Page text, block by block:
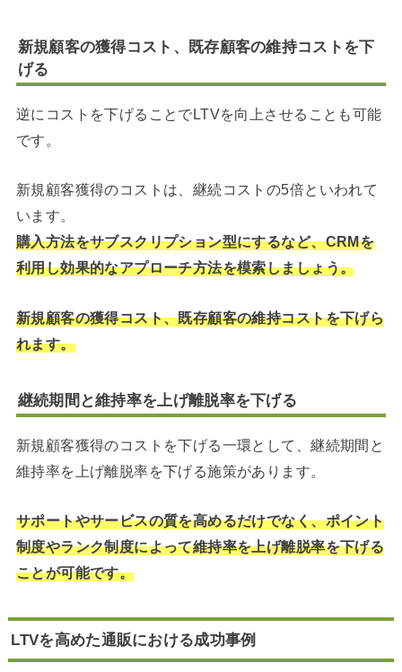
新規顧客の獲得コスト、既存顧客の維持コストを下
げる
逆にコストを下げることでLTVを向上させることも可能
です。
新規顧客獲得のコストは、継続コストの5倍といわれて
います。
購入方法をサブスクリプション型にするなど、CRMを
利用し効果的なアプローチ方法を模索しましょう。
新規顧客の獲得コスト、既存顧客の維持コストを下げら
れます。
継続期間と維持率を上げ離脱率を下げる
新規顧客獲得のコストを下げる一環として、継続期間と
維持率を上げ離脱率を下げる施策があります。
サポートやサービスの質を高めるだけでなく、ポイント
制度やランク制度によって維持率を上げ離脱率を下げる
ことが可能です。
LTVを高めた通販における成功事例